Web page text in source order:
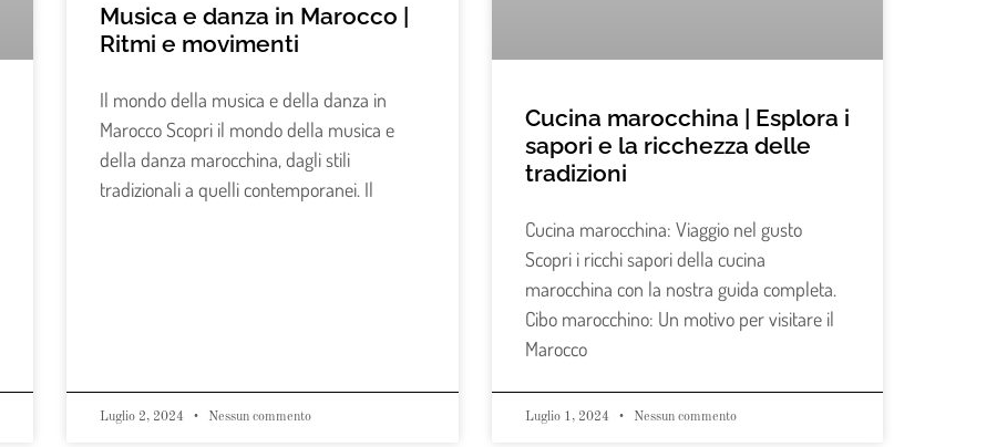
Musica e danza in Marocco |
Ritmi e movimenti
Il mondo della musica e della danza in
Marocco Scopri il mondo della musica e
della danza marocchina, dagli stili
tradizionali a quelli contemporanei. Il
Luglio 2, 2024 Nessun commento
Cucina marocchina | Esplora i
sapori e la ricchezza delle
tradizioni
Cucina marocchina: Viaggio nel gusto
Scopri i ricchi sapori della cucina
marocchina con la nostra guida completa.
Cibo marocchino: Un motivo per visitare il
Marocco
Luglio 1, 2024 Nessun commento